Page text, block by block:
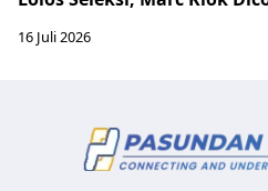
16 Juli 2026